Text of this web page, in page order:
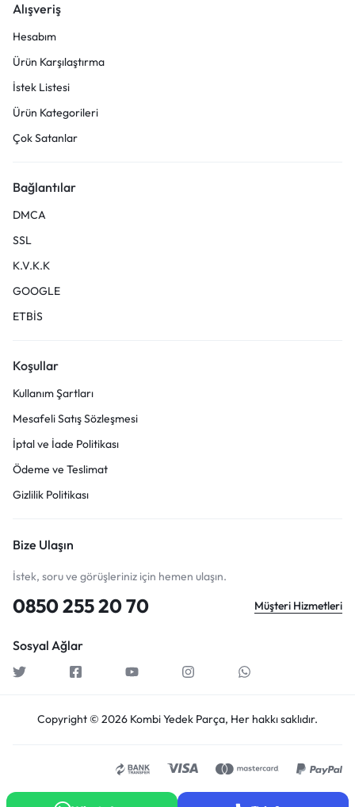
Alışveriş
Hesabım
Ürün Karşılaştırma
İstek Listesi
Ürün Kategorileri
Çok Satanlar
Bağlantılar
DMCA
SSL
K.V.K.K
GOOGLE
ETBİS
Koşullar
Kullanım Şartları
Mesafeli Satış Sözleşmesi
İptal ve İade Politikası
Ödeme ve Teslimat
Gizlilik Politikası
Bize Ulaşın
İstek, soru ve görüşleriniz için hemen ulaşın.
0850 255 20 70 Müşteri Hizmetleri
Sosyal Ağlar
Copyright © 2026 Kombi Yedek Parça, Her hakkı saklıdır.